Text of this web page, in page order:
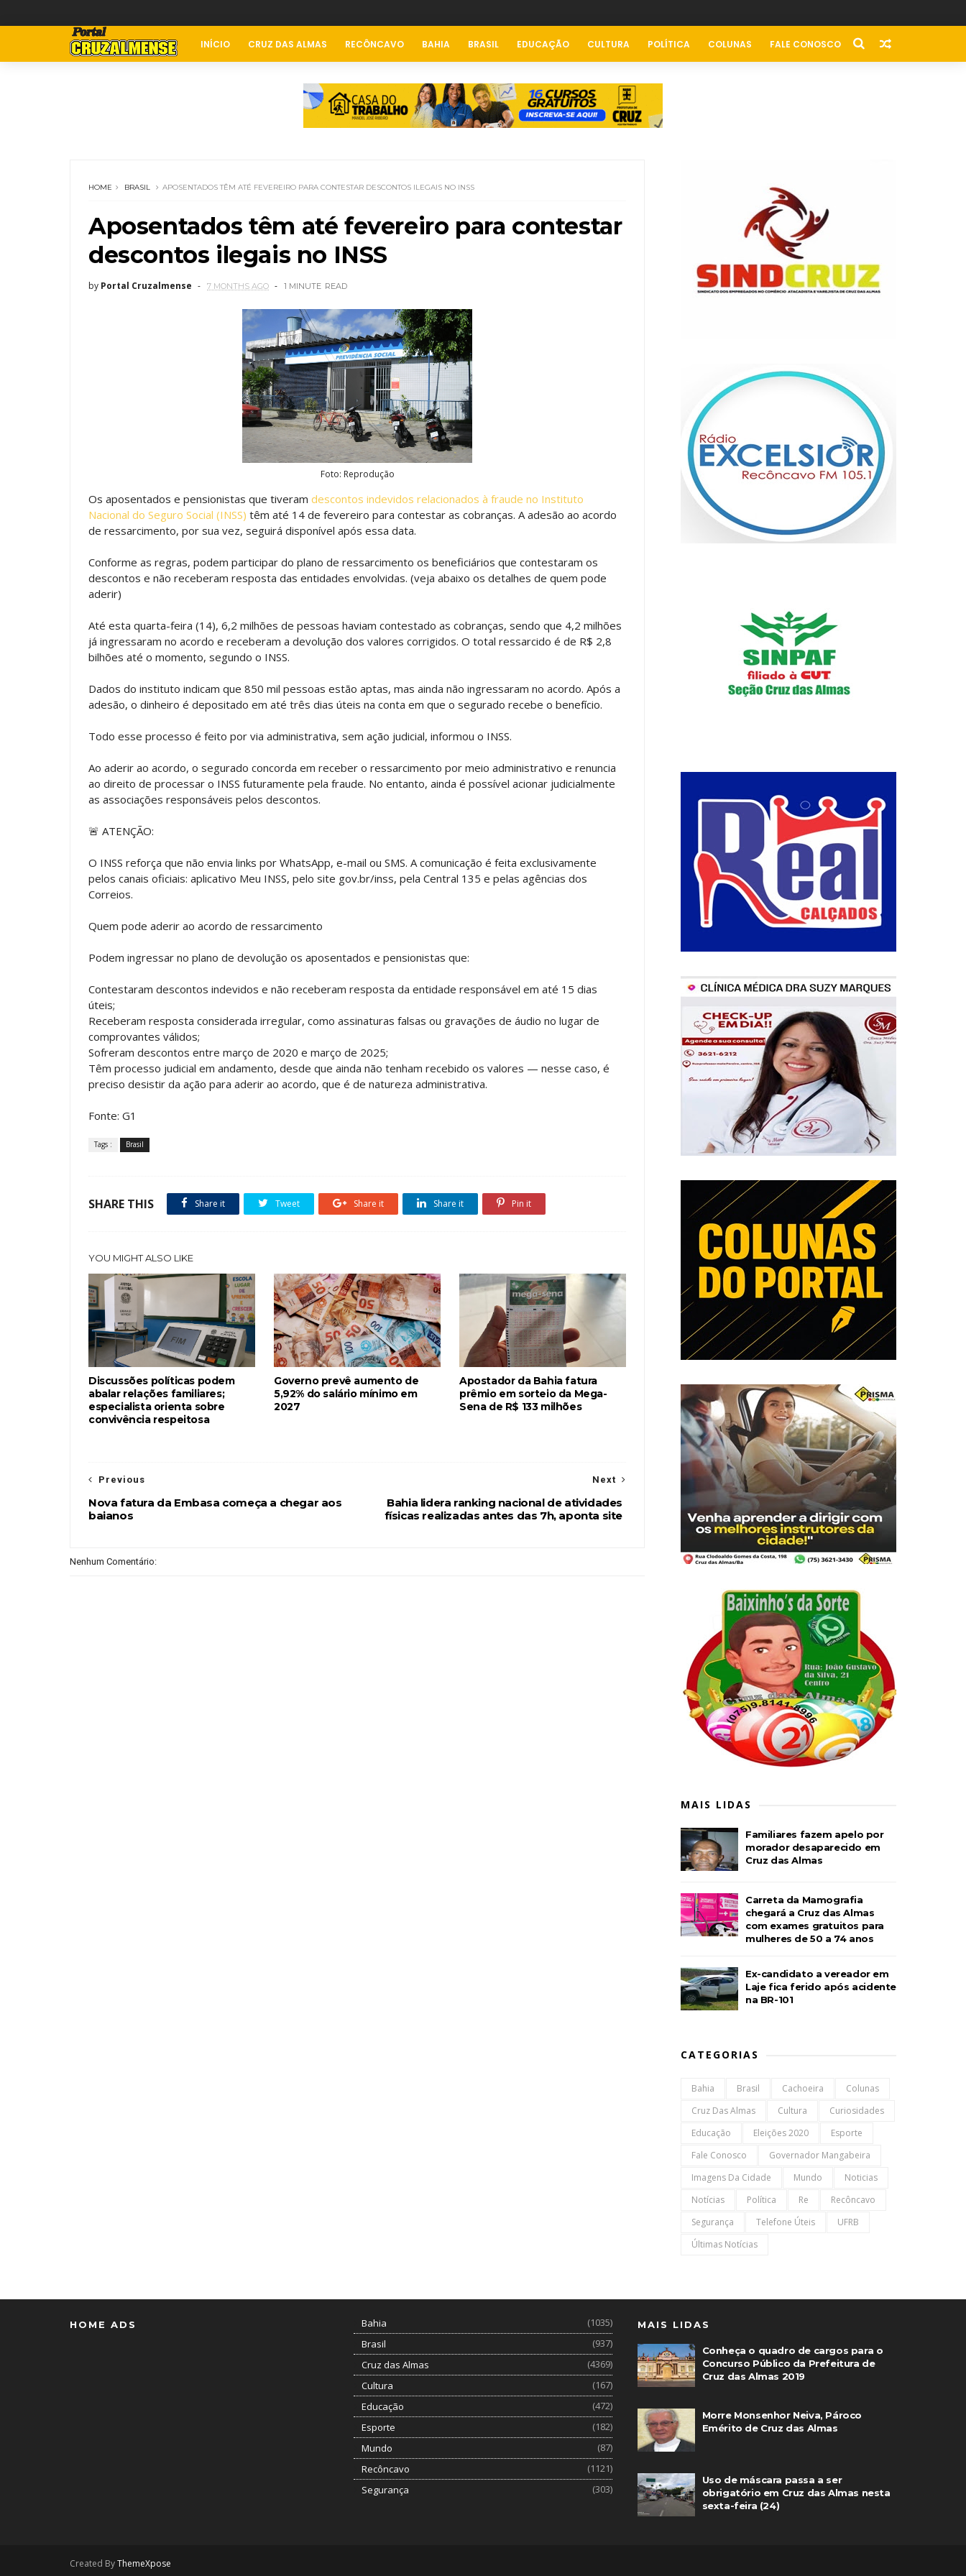
INÍCIO CRUZ DAS ALMAS RECÔNCAVO BAHIA BRASIL EDUCAÇÃO CULTURA POLÍTICA COLUNAS FALE CONOSCO
HOME BRASIL APOSENTADOS TÊM ATÉ FEVEREIRO PARA CONTESTAR DESCONTOS ILEGAIS NO INSS
Aposentados têm até fevereiro para contestar
descontos ilegais no INSS
by Portal Cruzalmense 7 MONTHS AGO 1 MINUTE READ
Foto: Reprodução
Os aposentados e pensionistas que tiveram descontos indevidos relacionados à fraude no Instituto
Nacional do Seguro Social (INSS) têm até 14 de fevereiro para contestar as cobranças. A adesão ao acordo
de ressarcimento, por sua vez, seguirá disponível após essa data.
Conforme as regras, podem participar do plano de ressarcimento os beneficiários que contestaram os
descontos e não receberam resposta das entidades envolvidas. (veja abaixo os detalhes de quem pode
aderir)
Até esta quarta-feira (14), 6,2 milhões de pessoas haviam contestado as cobranças, sendo que 4,2 milhões
já ingressaram no acordo e receberam a devolução dos valores corrigidos. O total ressarcido é de R$ 2,8
bilhões até o momento, segundo o INSS.
Dados do instituto indicam que 850 mil pessoas estão aptas, mas ainda não ingressaram no acordo. Após a
adesão, o dinheiro é depositado em até três dias úteis na conta em que o segurado recebe o benefício.
Todo esse processo é feito por via administrativa, sem ação judicial, informou o INSS.
Ao aderir ao acordo, o segurado concorda em receber o ressarcimento por meio administrativo e renuncia
ao direito de processar o INSS futuramente pela fraude. No entanto, ainda é possível acionar judicialmente
as associações responsáveis pelos descontos.
🚨 ATENÇÃO:
O INSS reforça que não envia links por WhatsApp, e-mail ou SMS. A comunicação é feita exclusivamente
pelos canais oficiais: aplicativo Meu INSS, pelo site gov.br/inss, pela Central 135 e pelas agências dos
Correios.
Quem pode aderir ao acordo de ressarcimento
Podem ingressar no plano de devolução os aposentados e pensionistas que:
Contestaram descontos indevidos e não receberam resposta da entidade responsável em até 15 dias
úteis;
Receberam resposta considerada irregular, como assinaturas falsas ou gravações de áudio no lugar de
comprovantes válidos;
Sofreram descontos entre março de 2020 e março de 2025;
Têm processo judicial em andamento, desde que ainda não tenham recebido os valores — nesse caso, é
preciso desistir da ação para aderir ao acordo, que é de natureza administrativa.
Fonte: G1
Tags : Brasil
SHARE THIS Share it Tweet Share it Share it Pin it
YOU MIGHT ALSO LIKE
Discussões políticas podem
abalar relações familiares;
especialista orienta sobre
convivência respeitosa
Governo prevê aumento de
5,92% do salário mínimo em
2027
Apostador da Bahia fatura
prêmio em sorteio da Mega-
Sena de R$ 133 milhões
Next
Bahia lidera ranking nacional de atividades
físicas realizadas antes das 7h, aponta site
Previous
Nova fatura da Embasa começa a chegar aos
baianos
Nenhum Comentário:
MAIS LIDAS
Familiares fazem apelo por
morador desaparecido em
Cruz das Almas
Carreta da Mamografia
chegará a Cruz das Almas
com exames gratuitos para
mulheres de 50 a 74 anos
Ex-candidato a vereador em
Laje fica ferido após acidente
na BR-101
CATEGORIAS
Bahia Brasil Cachoeira
Colunas
Cruz Das Almas
Cultura
Curiosidades
Educação
Eleições 2020
Esporte
Fale Conosco
Governador Mangabeira
Imagens Da Cidade
Mundo
Noticias
Notícias
Política Re
Recôncavo
Segurança
Telefone Úteis
UFRB
Últimas Notícias
HOME ADS Bahia
(1035)
Brasil
(937)
Cruz das Almas
(4369)
Cultura
(167)
Educação
(472)
Esporte
(182)
Mundo
(87)
Recôncavo
(1121)
Segurança
(303)
MAIS LIDAS
Conheça o quadro de cargos para o
Concurso Público da Prefeitura de
Cruz das Almas 2019
Morre Monsenhor Neiva, Pároco
Emérito de Cruz das Almas
Uso de máscara passa a ser
obrigatório em Cruz das Almas nesta
sexta-feira (24)
Created ByThemeXpose